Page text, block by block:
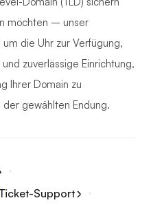
möchten – unser
die Uhr zur Verfügung,
zuverlässige Einrichtung,
Ihrer Domain zu
gewählten Endung.
Support